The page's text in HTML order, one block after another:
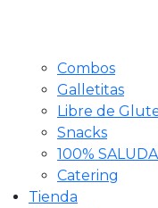
Combos
Galletitas
Libre de
Snacks
100%
Catering
Tienda